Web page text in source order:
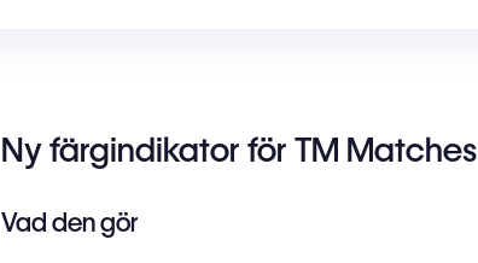
Ny färgindikator för TM Matches
Vad den gör